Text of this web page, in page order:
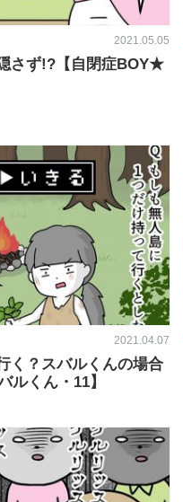
2021.05.05
さず!?【自閉症BOY★
2021.04.07
く？スバルくんの場合
ルくん・11】